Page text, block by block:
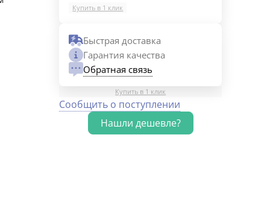
Купить в 1 клик
Быстрая доставка
Гарантия качества
Обратная связь
Купить в 1 клик
Сообщить о поступлении